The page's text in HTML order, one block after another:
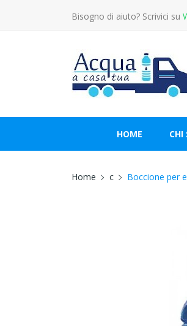
Bisogno di aiuto? Scrivici su
HOME CHI
Home c Boccione per